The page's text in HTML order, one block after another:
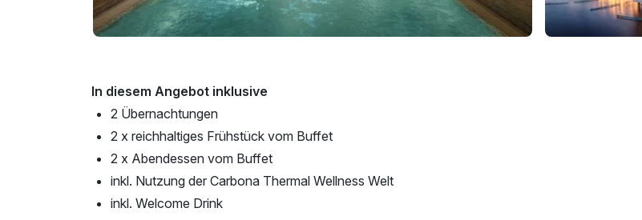
In diesem Angebot inklusive
2 Übernachtungen
2 x reichhaltiges Frühstück vom Buffet
2 x Abendessen vom Buffet
inkl. Nutzung der Carbona Thermal Wellness Welt
inkl. Welcome Drink